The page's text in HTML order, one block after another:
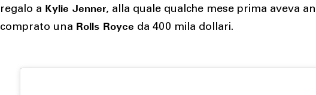
regalo a Kylie Jenner, alla quale qualche mese prima aveva
comprato una Rolls Royce da 400 mila dollari.